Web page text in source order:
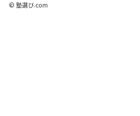
© 塾選び.com